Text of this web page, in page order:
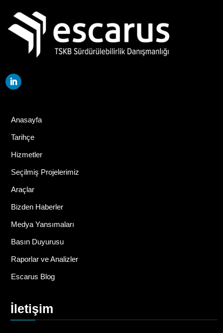
Anasayfa
Tarihçe
Hizmetler
Seçilmiş Projelerimiz
Araçlar
Bizden Haberler
Medya Yansımaları
Basın Duyurusu
Raporlar ve Analizler
Escarus Blog
İletişim